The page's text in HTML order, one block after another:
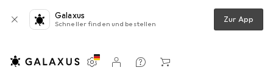
Galaxus
Schneller finden und bestellen Zur App
Einstellungen
Kundenkonto
Vergleichslisten
Merklisten
Warenkorb